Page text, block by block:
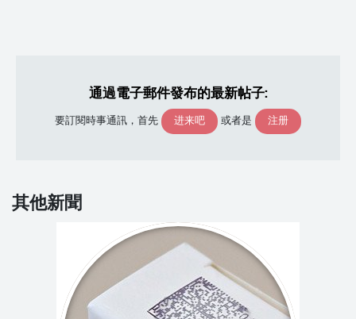
通過電子郵件發布的最新帖子:
要訂閱時事通訊，首先 进来吧 或者是 注册
其他新聞